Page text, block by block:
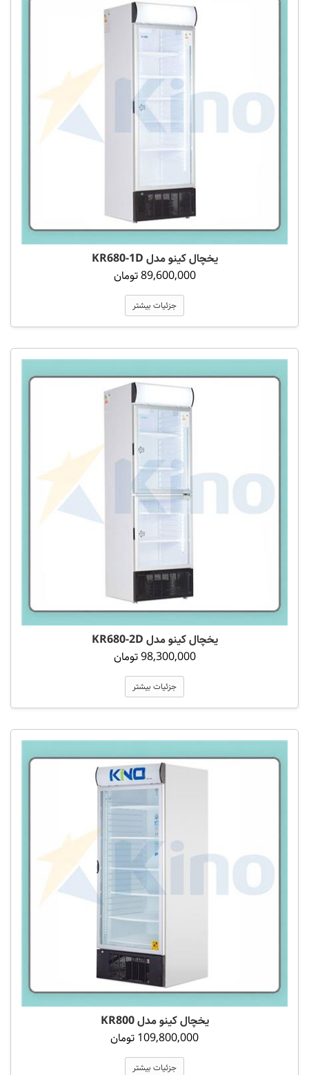
یخچال کینو مدل KR680-1D
89,600,000 تومان
جزئیات بیشتر
یخچال کینو مدل KR680-2D
98,300,000 تومان
جزئیات بیشتر
یخچال کینو مدل KR800
109,800,000 تومان
جزئیات بیشتر